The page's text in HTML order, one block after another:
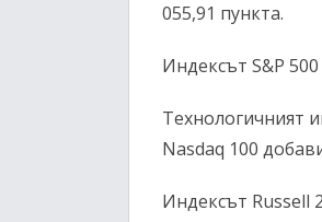
055,91 пункта.
Индексът S&P
Технологичният
Nasdaq 100
Индексът Russell